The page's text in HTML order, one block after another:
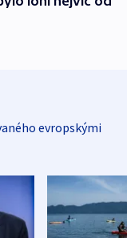
evropskými